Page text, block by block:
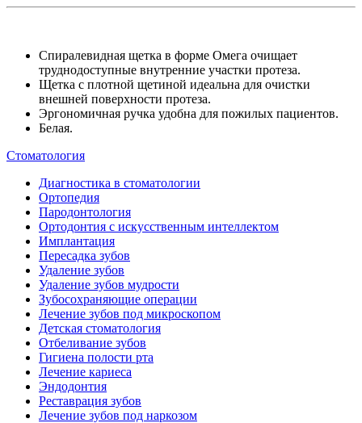
Спиралевидная щетка в форме Омега очищает
труднодоступные внутренние участки протеза.
Щетка с плотной щетиной идеальна для очистки
внешней поверхности протеза.
Эргономичная ручка удобна для пожилых пациентов.
Белая.
Стоматология
Диагностика в стоматологии
Ортопедия
Пародонтология
Ортодонтия с искусственным интеллектом
Имплантация
Пересадка зубов
Удаление зубов
Удаление зубов мудрости
Зубосохраняющие операции
Лечение зубов под микроскопом
Детская стоматология
Отбеливание зубов
Гигиена полости рта
Лечение кариеса
Эндодонтия
Реставрация зубов
Лечение зубов под наркозом